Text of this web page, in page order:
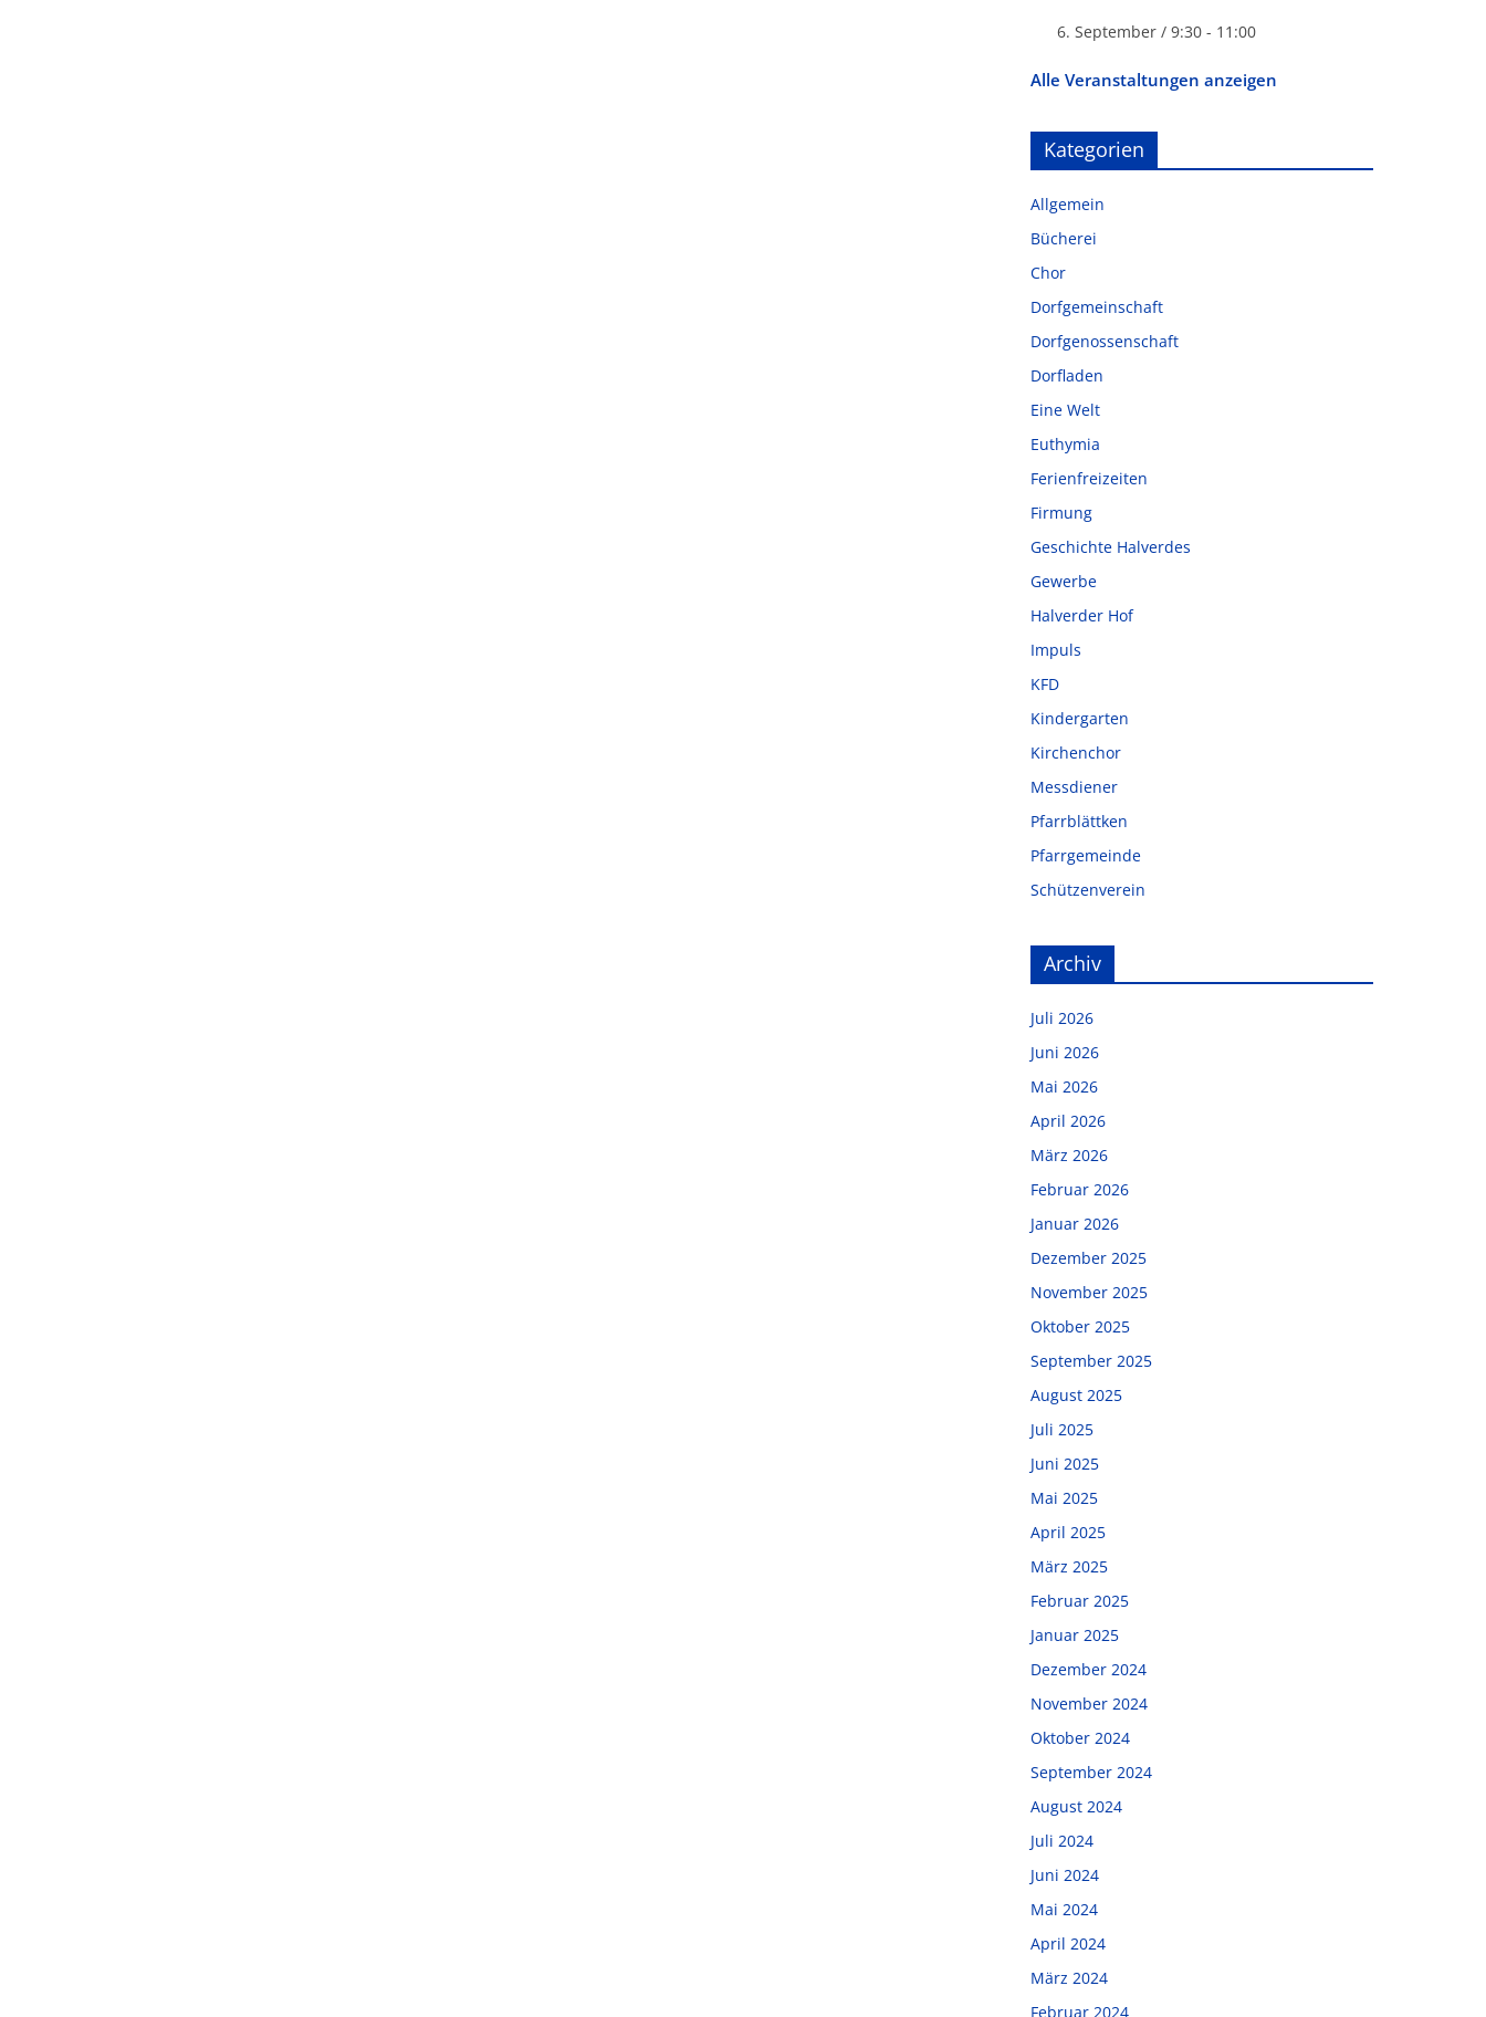
6. September / 9:30 - 11:00
Alle Veranstaltungen anzeigen
Kategorien
Allgemein
Bücherei
Chor
Dorfgemeinschaft
Dorfgenossenschaft
Dorfladen
Eine Welt
Euthymia
Ferienfreizeiten
Firmung
Geschichte Halverdes
Gewerbe
Halverder Hof
Impuls
KFD
Kindergarten
Kirchenchor
Messdiener
Pfarrblättken
Pfarrgemeinde
Schützenverein
Archiv
Juli 2026
Juni 2026
Mai 2026
April 2026
März 2026
Februar 2026
Januar 2026
Dezember 2025
November 2025
Oktober 2025
September 2025
August 2025
Juli 2025
Juni 2025
Mai 2025
April 2025
März 2025
Februar 2025
Januar 2025
Dezember 2024
November 2024
Oktober 2024
September 2024
August 2024
Juli 2024
Juni 2024
Mai 2024
April 2024
März 2024
Februar 2024